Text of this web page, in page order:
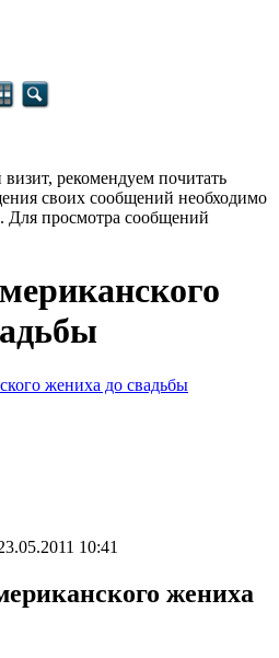
рекомендуем почитать
своих сообщений необходимо
. Для просмотра сообщений
жениха до свадьбы
10:41
жениха